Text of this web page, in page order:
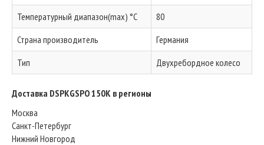
Температурный диапазон(max) °C
80
Страна производитель
Германия
Тип
Двухребордное колесо
Доставка DSPKGSPO 150K в регионы
Москва
Санкт-Петербург
Нижний Новгород